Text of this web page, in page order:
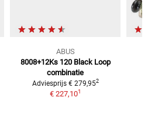
ABUS
8008+12Ks 120 Black Loop
combinatie
Adviesprijs € 279,952
€ 227,101